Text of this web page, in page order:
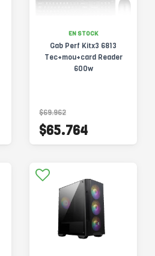
EN STOCK
Gab Perf Kitx3 6813
Tec+mou+card Reader
600w
$69.962
$65.764